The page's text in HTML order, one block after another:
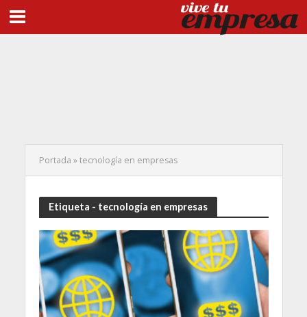
Portada »tecnología en empresas
Etiqueta - tecnología en empresas